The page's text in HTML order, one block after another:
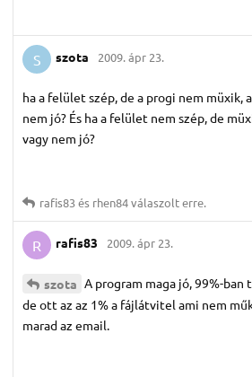
S szota 2009. ápr 23.
ha a felület szép, de a progi nem müxik,
nem jó? És ha a felület nem szép, de
vagy nem jó?
rafis83és rhen84válaszolt erre.
R rafis83 2009. ápr 23.
szota A program maga jó, 99%-ban
de ott az az 1% a fájlátvitel ami nem
marad az email.